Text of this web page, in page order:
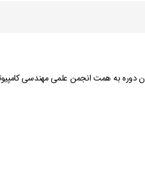
دوره به همت انجمن علمی مهندسی